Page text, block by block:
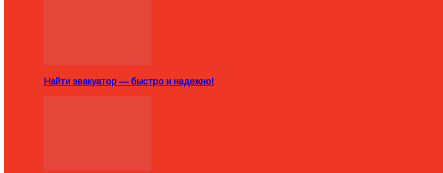
Найти эвакуатор — быстро и надежно!